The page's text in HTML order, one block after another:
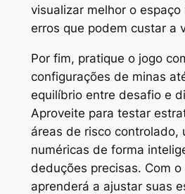
visualizar melhor o
erros que podem custar a
Por fim, pratique o jogo
configurações de minas
equilíbrio entre desafio e
Aproveite para testar
áreas de risco controlado,
numéricas de forma
deduções precisas. Com
aprenderá a ajustar suas